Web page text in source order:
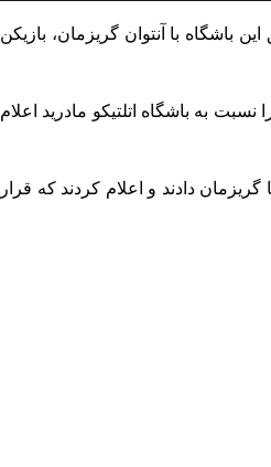
باشگاه با آنتوان گریزمان، بازیکن
به باشگاه اتلتیکو مادرید اعلام
گریزمان دادند و اعلام کردند که قرار